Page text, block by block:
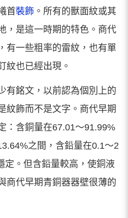
首裝飾 。所有的獸面紋或其
，是這一時期的特色。商代
有一些粗率的雷紋，也有單
紋也已經出現。
有銘文，以前認為個別上的
紋飾而不是文字。商代早期
：含銅量在67.01～91.99%
之間，含鉛量在0.1～2
定。但含鉛量較高，使銅液
商代早期青銅器器壁很薄的